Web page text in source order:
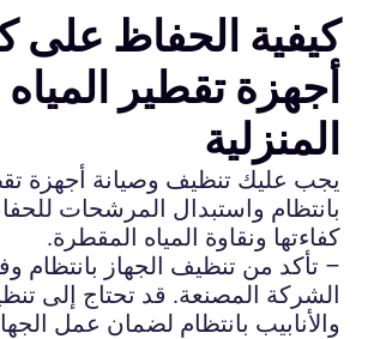
كيفية الحفاظ على
أجهزة تقطير المياه
المنزلية
يجب عليك تنظيف وصيانة أجهزة
بانتظام واستبدال المرشحات
كفاءتها ونقاوة المياه المقطرة.
– تأكد من تنظيف الجهاز بانتظام
الشركة المصنعة. قد تحتاج إلى
والأنابيب بانتظام لضمان عمل